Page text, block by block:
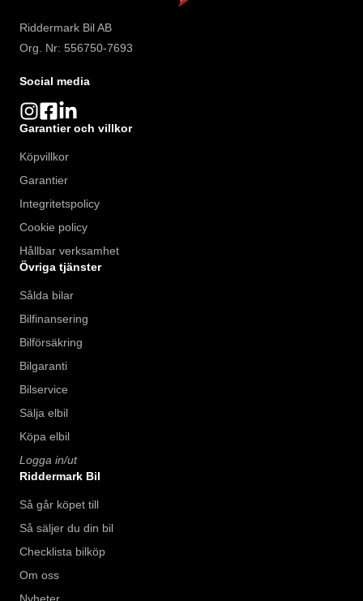
Riddermark Bil AB
Org. Nr: 556750-7693
Social media
Garantier och villkor
Köpvillkor
Garantier
Integritetspolicy
Cookie policy
Hållbar verksamhet
Övriga tjänster
Sålda bilar
Bilfinansering
Bilförsäkring
Bilgaranti
Bilservice
Sälja elbil
Köpa elbil
Logga in/ut
Riddermark Bil
Så går köpet till
Så säljer du din bil
Checklista bilköp
Om oss